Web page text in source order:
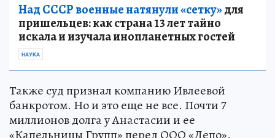
Над СССР военные натянули «сетку»для
пришельцев: как страна 13 лет тайно
искала и изучала инопланетных гостей
НАУКА
Также суд признал компанию Ивлеевой
банкротом. Но и это еще не все. Почти 7
миллионов долга у Анастасии и ее
«Капельницы Групп» перед ООО «Депо».